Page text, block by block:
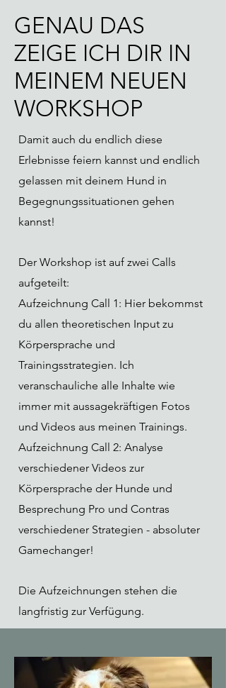
GENAU DAS
ZEIGE ICH DIR IN
MEINEM NEUEN
WORKSHOP
Damit auch du endlich diese
Erlebnisse feiern kannst und endlich
gelassen mit deinem Hund in
Begegnungssituationen gehen
kannst!
Der Workshop ist auf zwei Calls
aufgeteilt:
Aufzeichnung Call 1: Hier bekommst
du allen theoretischen Input zu
Körpersprache und
Trainingsstrategien. Ich
veranschauliche alle Inhalte wie
immer mit aussagekräftigen Fotos
und Videos aus meinen Trainings.
Aufzeichnung Call 2: Analyse
verschiedener Videos zur
Körpersprache der Hunde und
Besprechung Pro und Contras
verschiedener Strategien - absoluter
Gamechanger!
Die Aufzeichnungen stehen die
langfristig zur Verfügung.